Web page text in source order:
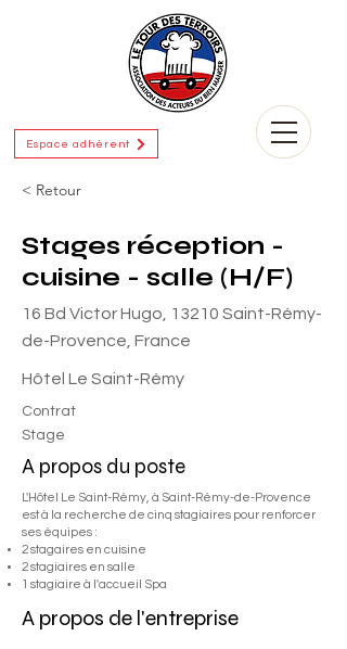
Espace adhérent
< Retour
Stages réception -
cuisine - salle (H/F)
16 Bd Victor Hugo, 13210 Saint-Rémy-
de-Provence, France
Hôtel Le Saint-Rémy
Contrat
Stage
A propos du poste
L'Hôtel Le Saint-Rémy, à Saint-Rémy-de-Provence
est à la recherche de cinq stagiaires pour renforcer
ses équipes :
2 stagaires en cuisine
2 stagiaires en salle
1 stagiaire à l'accueil Spa
A propos de l'entreprise